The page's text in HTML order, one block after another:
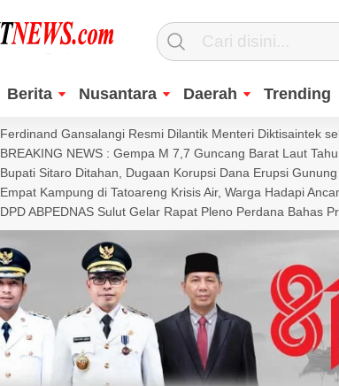
Berita Nusantara Daerah Trending
Ferdinand Gansalangi Resmi Dilantik Menteri Diktisaintek
BREAKING NEWS : Gempa M 7,7 Guncang Barat Laut
Bupati Sitaro Ditahan, Dugaan Korupsi Dana Erupsi
Empat Kampung di Tatoareng Krisis Air, Warga Hadapi
DPD ABPEDNAS Sulut Gelar Rapat Pleno Perdana Bahas